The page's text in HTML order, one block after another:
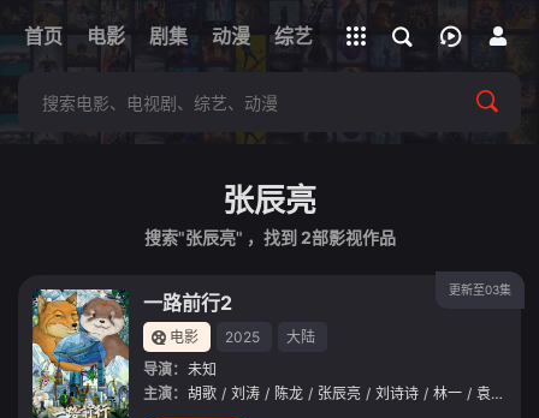
首页 电影 剧集 动漫 综艺 短剧 直播 APP
下载客户端
立即登录
张辰亮
搜索"张辰亮" ，找到 2部影视作品
更新至03集
一路前行2
电影 2025
大陆
导演： 未知
主演： 胡歌 / 刘涛 / 陈龙 / 张辰亮 / 刘诗诗 / 林一 / 袁弘